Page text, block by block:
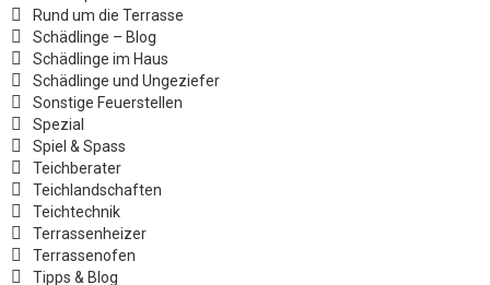
Rund um die Terrasse
Schädlinge – Blog
Schädlinge im Haus
Schädlinge und Ungeziefer
Sonstige Feuerstellen
Spezial
Spiel & Spass
Teichberater
Teichlandschaften
Teichtechnik
Terrassenheizer
Terrassenofen
Tipps & Blog